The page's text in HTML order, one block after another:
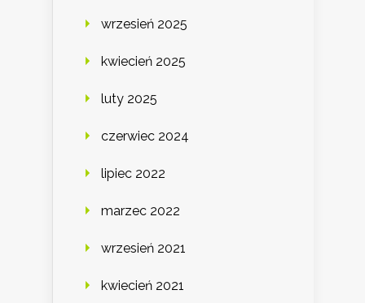
wrzesień 2025
kwiecień 2025
luty 2025
czerwiec 2024
lipiec 2022
marzec 2022
wrzesień 2021
kwiecień 2021